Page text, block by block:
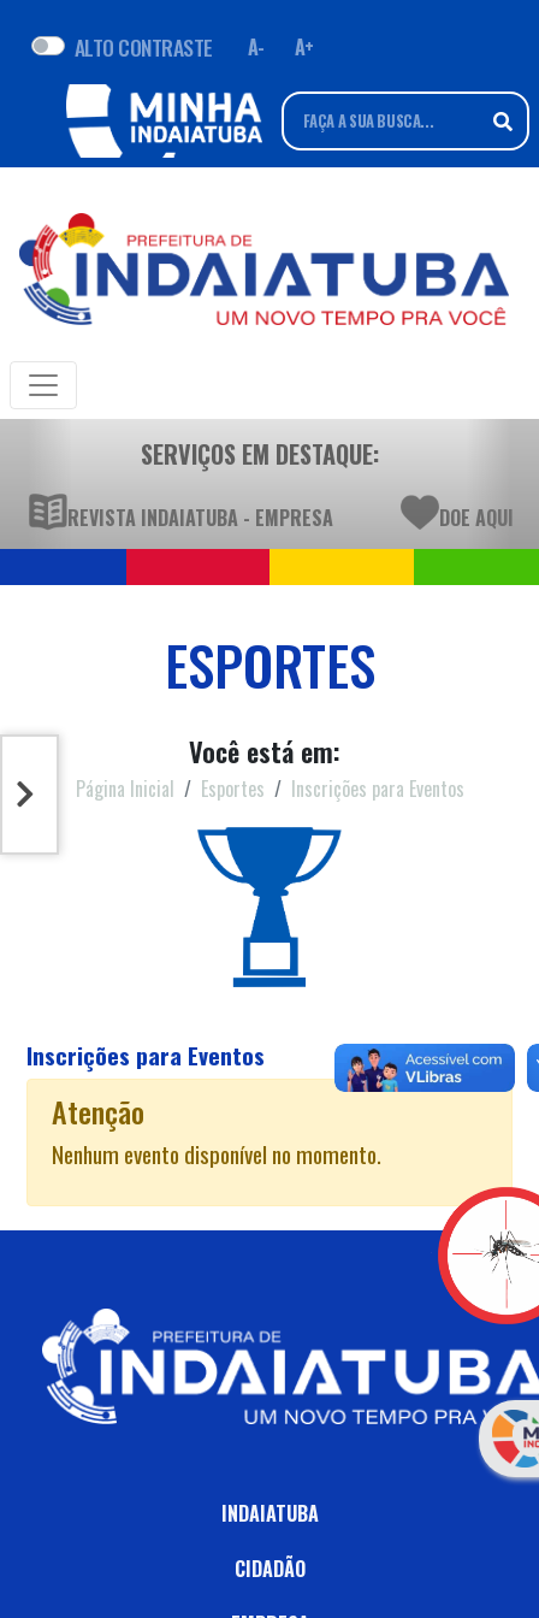
ALTO CONTRASTE A- A+
SERVIÇOS EM DESTAQUE:
REVISTA INDAIATUBA - EMPRESA DOE AQUI
ESPORTES
Você está em:
Página Inicial Esportes Inscrições para Eventos
Inscrições para Eventos
Atenção
Nenhum evento disponível no momento.
INDAIATUBA
CIDADÃO